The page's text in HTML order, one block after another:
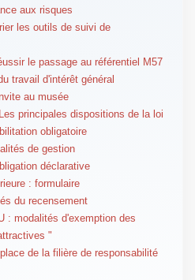
aux risques
les outils de suivi de
le passage au référentiel M57
travail d'intérêt général
au musée
principales dispositions de la loi
obligatoire
de gestion
déclarative
: formulaire
du recensement
: modalités d'exemption des
"
de la filière de responsabilité